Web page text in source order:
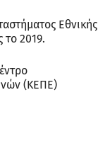
Εθνικής
το 2019.
(ΚΕΠΕ)